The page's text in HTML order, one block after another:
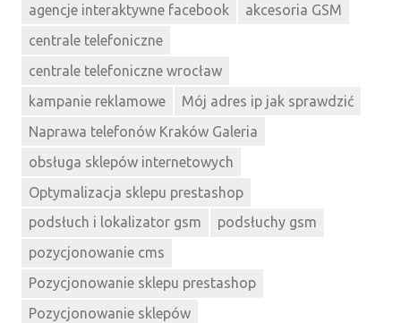
agencje interaktywne facebook
akcesoria GSM
centrale telefoniczne
centrale telefoniczne wrocław
kampanie reklamowe
Mój adres ip jak sprawdzić
Naprawa telefonów Kraków Galeria
obsługa sklepów internetowych
Optymalizacja sklepu prestashop
podsłuch i lokalizator gsm
podsłuchy gsm
pozycjonowanie cms
Pozycjonowanie sklepu prestashop
Pozycjonowanie sklepów